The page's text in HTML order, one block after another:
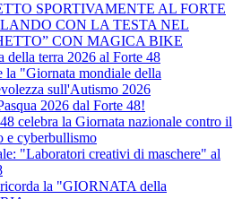
SPORTIVAMENTE AL FORTE
CON LA TESTA NEL
CON MAGICA BIKE
della terra 2026 al Forte 48
la "Giornata mondiale della
sull'Autismo 2026
2026 dal Forte 48!
celebra la Giornata nazionale contro il
e cyberbullismo
"Laboratori creativi di maschere" al
la "GIORNATA della